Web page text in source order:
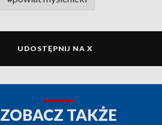
UDOSTĘPNIJ NA X
ZOBACZ TAKŻE